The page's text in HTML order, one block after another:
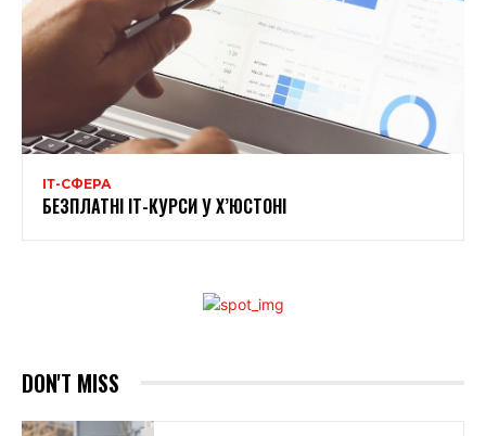
ІТ-СФЕРА
БЕЗПЛАТНІ ІТ-КУРСИ У Х’ЮСТОНІ
DON'T MISS